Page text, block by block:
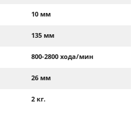
10 мм
135 мм
800-2800 хода/мин
26 мм
2 кг.